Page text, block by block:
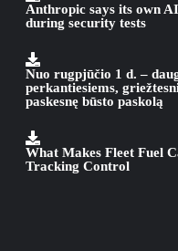
Anthropic says its own
during security tests
Nuo rugpjūčio 1 d. –
perkantiesiems,
paskesnę būsto paskolą
What Makes Fleet Fuel
Tracking Control